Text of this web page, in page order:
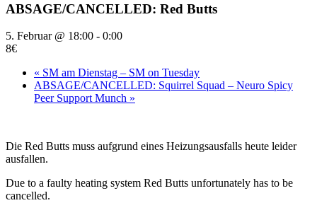
ABSAGE/CANCELLED: Red Butts
5. Februar @ 18:00 - 0:00
8€
« SM am Dienstag – SM on Tuesday
ABSAGE/CANCELLED: Squirrel Squad – Neuro Spicy
Peer Support Munch »
Die Red Butts muss aufgrund eines Heizungsausfalls heute leider
ausfallen.
Due to a faulty heating system Red Butts unfortunately has to be
cancelled.